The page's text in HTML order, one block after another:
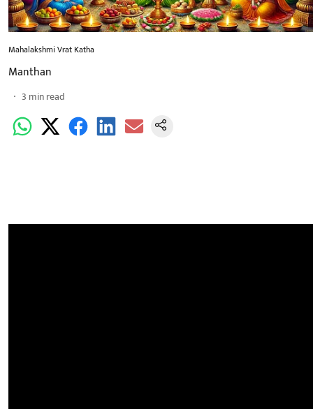
Mahalakshmi Vrat Katha
Manthan
3 min read